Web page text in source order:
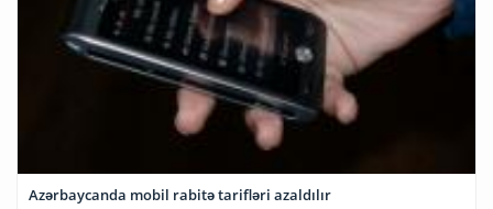
Azərbaycanda mobil rabitə tarifləri azaldılır